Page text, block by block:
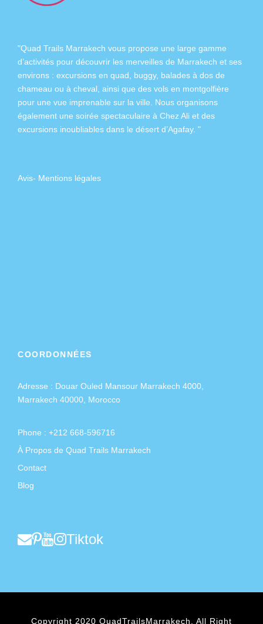
"Quad Trails Marrakech vous propose une large gamme
d’activités pour découvrir les merveilles de Marrakech et ses
environs : excursions en quad, buggy, balades à dos de
chameau ou à cheval, ainsi que des vols en montgolfière
pour une vue imprenable sur la ville. Nous organisons
également une soirée spectaculaire à Chez Ali et des
excursions inoubliables dans le désert d’Agafay. "
Avis- Mentions légales
COORDONNÉES
Adresse : Douar Ouled Mansour Marrakech 4000,
Marrakech 40000, Morocco
Phone : +212 668-596716
À Propos de Quad Trails Marrakech
Contact
Blog
Tiktok
Copyright 2020 QuadTrailsMarrakech, All Right